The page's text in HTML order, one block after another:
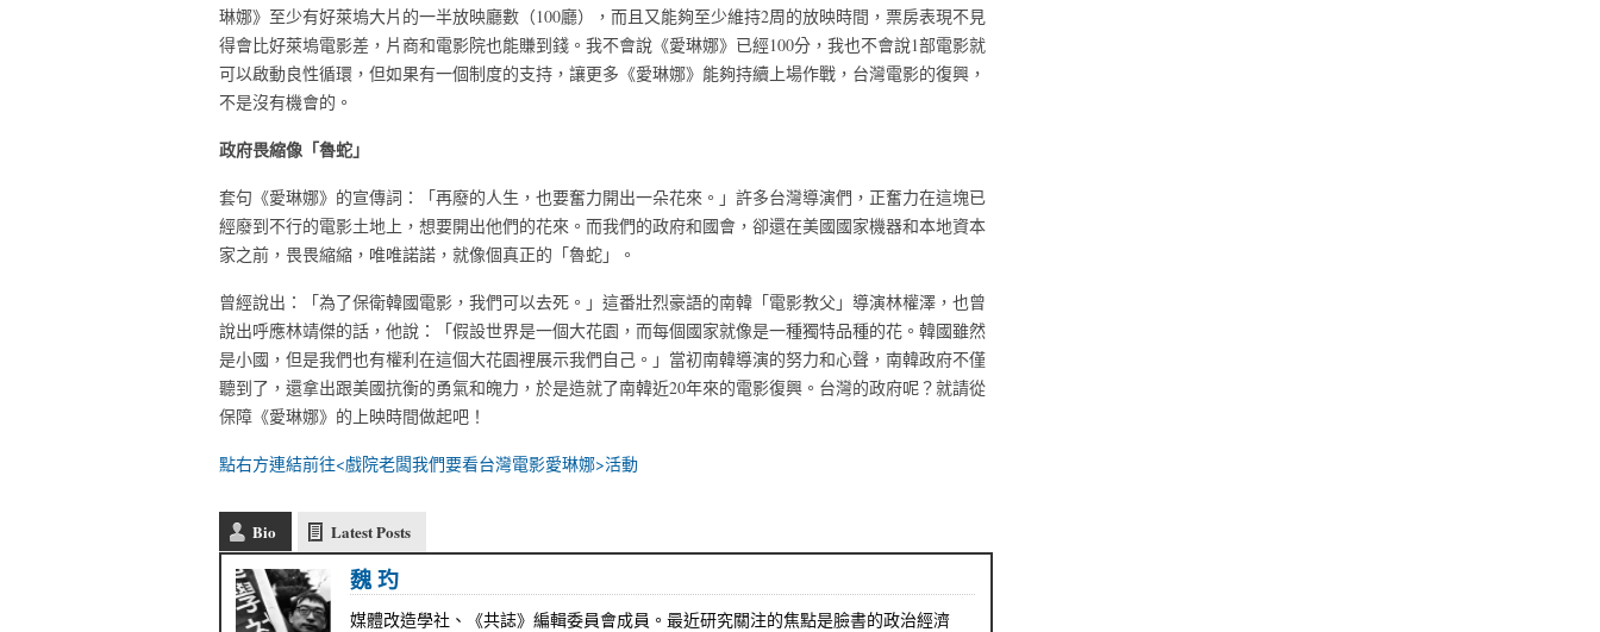
琳娜》至少有好萊塢大片的一半放映廳數（100廳），而且又能夠至少維持2周的放映時間，票房表現不見
得會比好萊塢電影差，片商和電影院也能賺到錢。我不會說《愛琳娜》已經100分，我也不會說1部電影就
可以啟動良性循環，但如果有一個制度的支持，讓更多《愛琳娜》能夠持續上場作戰，台灣電影的復興，
不是沒有機會的。
政府畏縮像「魯蛇」
套句《愛琳娜》的宣傳詞：「再廢的人生，也要奮力開出一朵花來。」許多台灣導演們，正奮力在這塊已
經廢到不行的電影土地上，想要開出他們的花來。而我們的政府和國會，卻還在美國國家機器和本地資本
家之前，畏畏縮縮，唯唯諾諾，就像個真正的「魯蛇」。
曾經說出：「為了保衛韓國電影，我們可以去死。」這番壯烈豪語的南韓「電影教父」導演林權澤，也曾
說出呼應林靖傑的話，他說：「假設世界是一個大花園，而每個國家就像是一種獨特品種的花。韓國雖然
是小國，但是我們也有權利在這個大花園裡展示我們自己。」當初南韓導演的努力和心聲，南韓政府不僅
聽到了，還拿出跟美國抗衡的勇氣和魄力，於是造就了南韓近20年來的電影復興。台灣的政府呢？就請從
保障《愛琳娜》的上映時間做起吧！
點右方連結前往<戲院老闆我們要看台灣電影愛琳娜>活動
Bio Latest Posts
魏 玓
媒體改造學社、《共誌》編輯委員會成員。最近研究關注的焦點是臉書的政治經濟